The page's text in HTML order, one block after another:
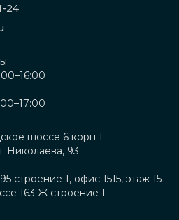
24
шоссе 6 корп 1
Николаева, 93
строение 1, офис 1515, этаж 15
163 Ж строение 1